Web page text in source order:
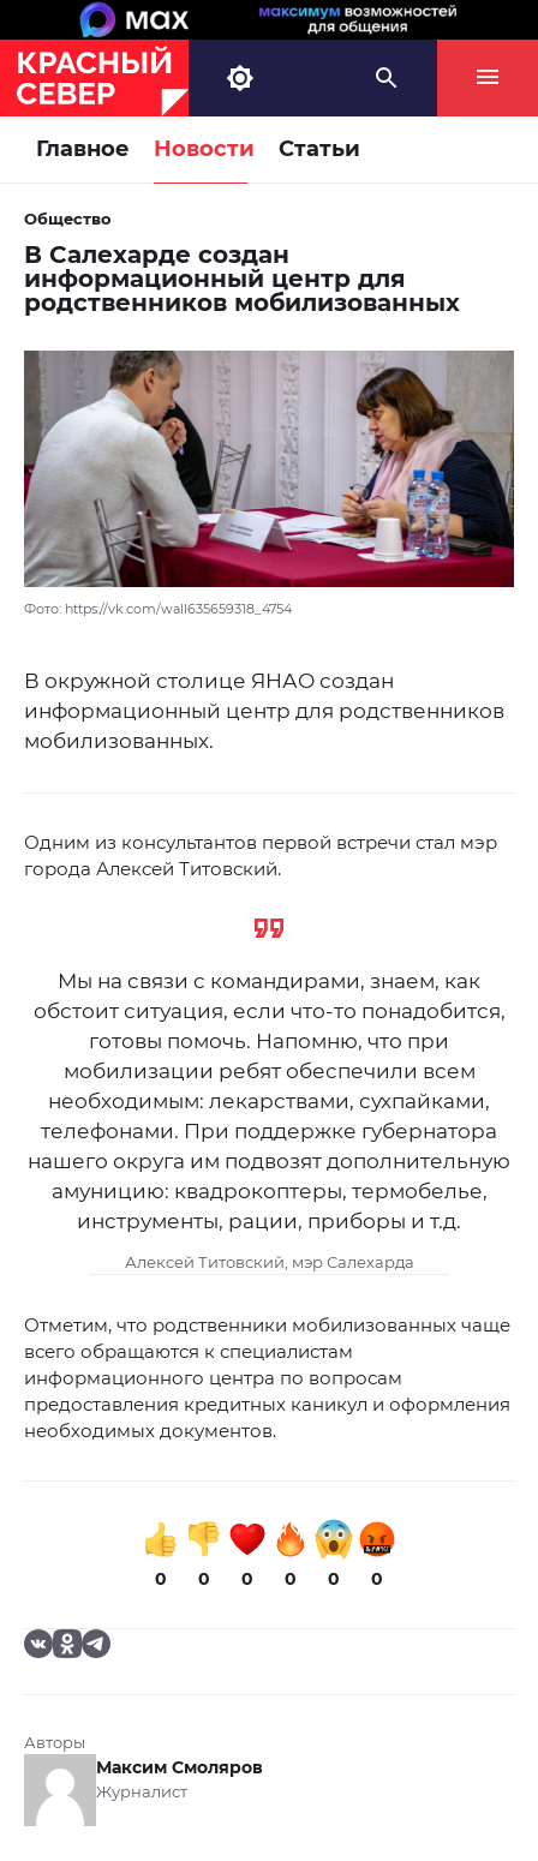
Главное Новости Статьи
Общество
В Салехарде создан
информационный центр для
родственников мобилизованных
Фото: https://vk.com/wall635659318_4754
В окружной столице ЯНАО создан
информационный центр для родственников
мобилизованных.
Одним из консультантов первой встречи стал мэр
города Алексей Титовский.
Мы на связи с командирами, знаем, как
обстоит ситуация, если что-то понадобится,
готовы помочь. Напомню, что при
мобилизации ребят обеспечили всем
необходимым: лекарствами, сухпайками,
телефонами. При поддержке губернатора
нашего округа им подвозят дополнительную
амуницию: квадрокоптеры, термобелье,
инструменты, рации, приборы и т.д.
Алексей Титовский, мэр Салехарда
Отметим, что родственники мобилизованных чаще
всего обращаются к специалистам
информационного центра по вопросам
предоставления кредитных каникул и оформления
необходимых документов.
0 0 0 0 0 0
Авторы
Максим Смоляров
Журналист